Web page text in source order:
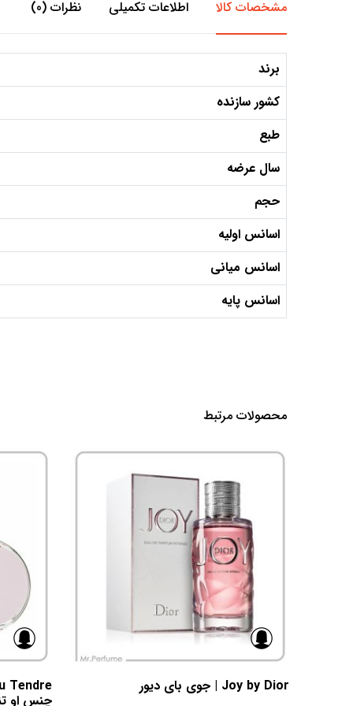
مشخصات کالا اطلاعات تکمیلی نظرات (0)
برند
کشور سازنده
طبع
سال عرضه
حجم
اسانس اولیه
اسانس میانی
اسانس پایه
محصولات مرتبط
Joy by Dior | جوی بای دیور
چنس او